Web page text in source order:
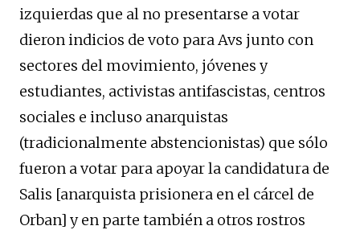
izquierdas que al no presentarse a votar
dieron indicios de voto para Avs junto con
sectores del movimiento, jóvenes y
estudiantes, activistas antifascistas, centros
sociales e incluso anarquistas
(tradicionalmente abstencionistas) que sólo
fueron a votar para apoyar la candidatura de
Salis [anarquista prisionera en el cárcel de
Orban] y en parte también a otros rostros